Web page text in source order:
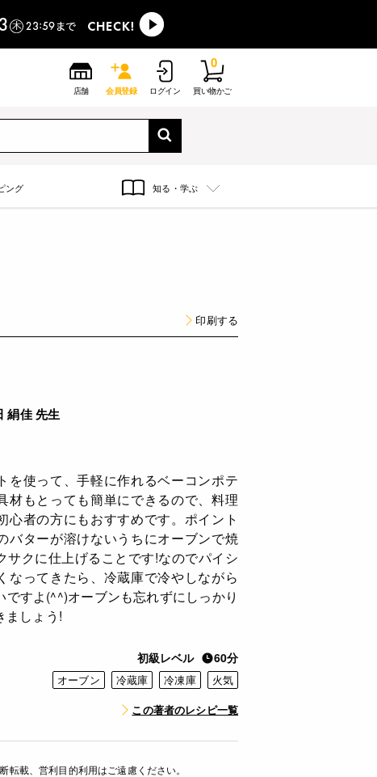
店舗 会員登録 ログイン 買い物かご
0
ング 知る・学ぶ
印刷する
絹佳 先生
を使って、手軽に作れるベーコンポテ
材もとっても簡単にできるので、料理
心者の方にもおすすめです。ポイント
バターが溶けないうちにオーブンで焼
サクに仕上げることです!なのでパイシ
なってきたら、冷蔵庫で冷やしながら
ですよ(^^)オーブンも忘れずにしっかり
ましょう!
初級レベル 60分
オーブン 冷蔵庫 冷凍庫
火気
この著者のレシピ一覧
転載、営利目的利用はご遠慮ください。